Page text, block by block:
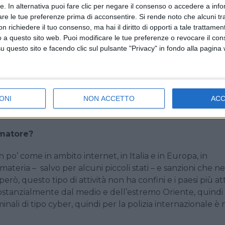
In alternativa puoi fare clic per negare il consenso o accedere a
le tue preferenze prima di acconsentire. Si rende noto che alcuni
richiedere il tuo consenso, ma hai il diritto di opporti a tale
a questo sito web. Puoi modificare le tue preferenze o revocare il
questo sito e facendo clic sul pulsante "Privacy" in fondo alla pagina
NON ACCETTO
soprattutto nel caso di figure senior attive da 30 o
navigazione che però percepiscono molto poco
l’armatore, credo invece che la sua attenzione sia
comfort e divertimento, perché convinto che
informatica ci sia già nel team una figura
di delega che viene a crearsi il problema, per la
a bordo. Fortunatamente nel caso di comandanti
conosciuto e considerato.”
come in ambito internet, in Italia e in Europa, in
– salvo per alcuni piccoli stati – e sanzioni che nel
questo tipo di attività non ha confini e i paesi più
dal medio e dell’estremo Oriente, quindi
di tipo cyber, quindi per la polizia internazionale è